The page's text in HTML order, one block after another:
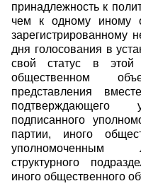
принадлежность к
чем к одному иному
зарегистрированному
дня голосования в
свой статус в этой
общественном
представления
подписанного
партии, иного
уполномоченным
структурного
иного общественного